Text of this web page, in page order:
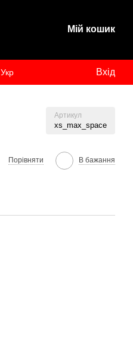
Мій кошик
Укр Вхід
Артикул
xs_max_space
Порівняти В бажання